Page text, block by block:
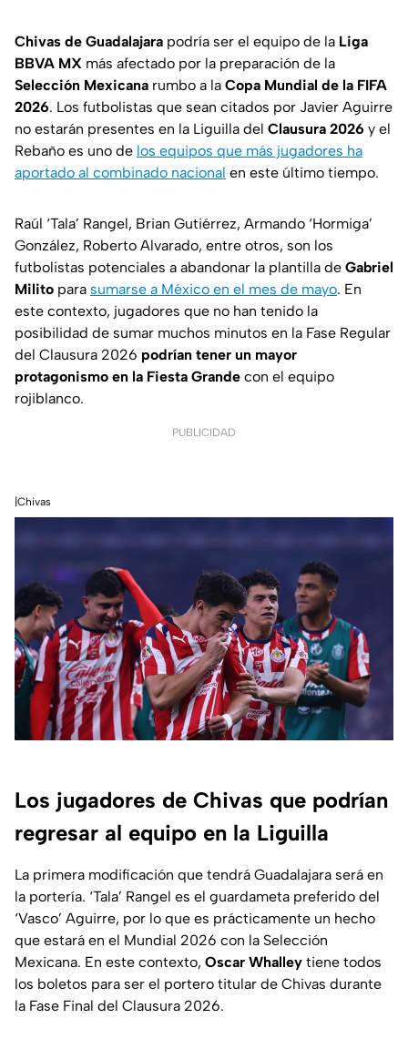
Chivas de Guadalajara podría ser el equipo de la Liga
BBVA MX más afectado por la preparación de la
Selección Mexicana rumbo a la Copa Mundial de la FIFA
2026. Los futbolistas que sean citados por Javier Aguirre
no estarán presentes en la Liguilla del Clausura 2026 y el
Rebaño es uno de los equipos que más jugadores ha
aportado al combinado nacional en este último tiempo.
Raúl ‘Tala’ Rangel, Brian Gutiérrez, Armando ‘Hormiga’
González, Roberto Alvarado, entre otros, son los
futbolistas potenciales a abandonar la plantilla de Gabriel
Milito para sumarse a México en el mes de mayo. En
este contexto, jugadores que no han tenido la
posibilidad de sumar muchos minutos en la Fase Regular
del Clausura 2026 podrían tener un mayor
protagonismo en la Fiesta Grande con el equipo
rojiblanco.
PUBLICIDAD
|Chivas
Los jugadores de Chivas que podrían
regresar al equipo en la Liguilla
La primera modificación que tendrá Guadalajara será en
la portería. ‘Tala’ Rangel es el guardameta preferido del
‘Vasco’ Aguirre, por lo que es prácticamente un hecho
que estará en el Mundial 2026 con la Selección
Mexicana. En este contexto, Oscar Whalley tiene todos
los boletos para ser el portero titular de Chivas durante
la Fase Final del Clausura 2026.